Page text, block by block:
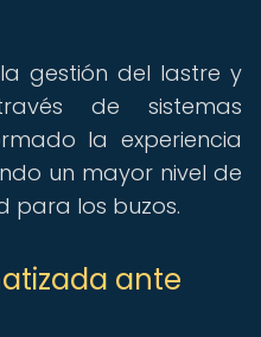
gestión del lastre y
de sistemas
la experiencia
un mayor nivel de
para los buzos.
ante